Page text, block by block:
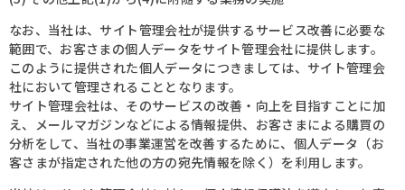
なお、当社は、サイト管理会社が提供するサービス改善に必要な
範囲で、お客さまの個人データをサイト管理会社に提供します。
このように提供された個人データにつきましては、サイト管理会
社において管理されることとなります。
サイト管理会社は、そのサービスの改善・向上を目指すことに加
え、メールマガジンなどによる情報提供、お客さまによる購買の
分析をして、当社の事業運営を改善するために、個人データ（お
客さまが指定された他の方の宛先情報を除く）を利用します。